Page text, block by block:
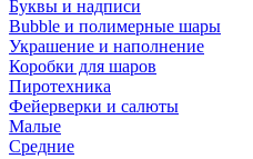
Буквы и надписи
Bubble и полимерные шары
Украшение и наполнение
Коробки для шаров
Пиротехника
Фейерверки и салюты
Малые
Средние